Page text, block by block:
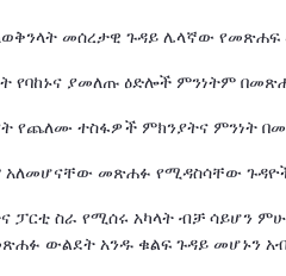
መሰረታዊ ጉዳይ ሌላኛው የመጽሐፍ
የባከኑና ያመለጡ ዕድሎች ምንነትም
የጨለሙ ተስፋዎች ምክንያትና ምንነት
አለመሆናቸው መጽሐፉ የሚዳስሳቸው
ስራ የሚሰሩ አካላት ብቻ ሳይሆን
ውልደት አንዱ ቁልፍ ጉዳይ መሆኑን